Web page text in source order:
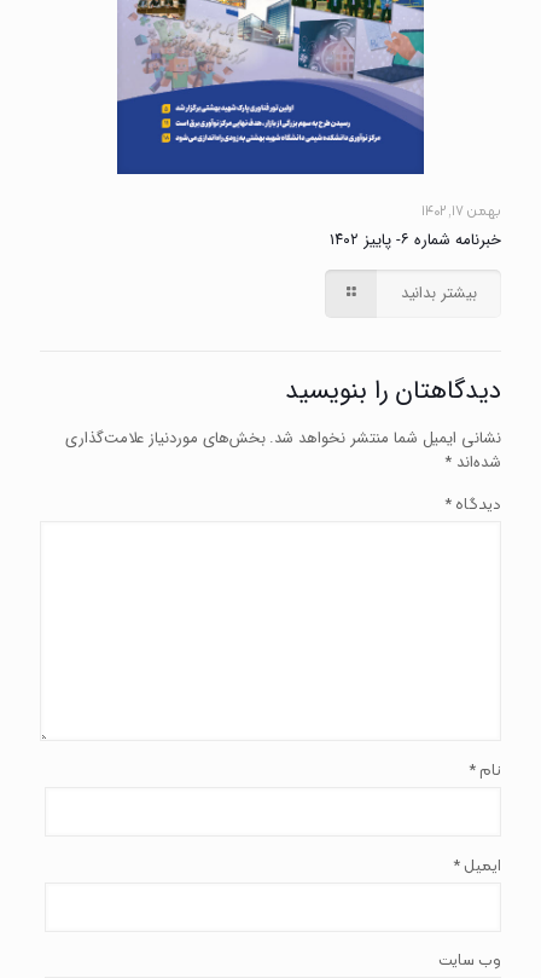
بهمن ۱۷, ۱۴۰۲
خبرنامه شماره ۶- پاییز ۱۴۰۲
بیشتر بدانید
دیدگاهتان را بنویسید
نشانی ایمیل شما منتشر نخواهد شد. بخش‌های موردنیاز علامت‌گذاری
شده‌اند *
دیدگاه *
نام *
ایمیل *
وب‌ سایت